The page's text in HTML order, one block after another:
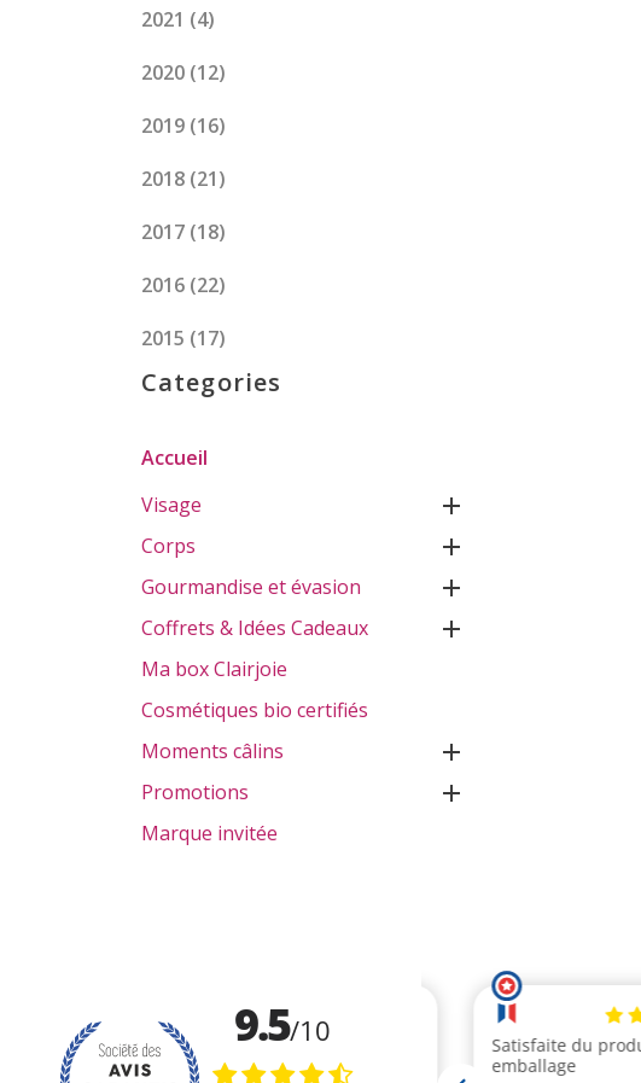
2021 (4)
2020 (12)
2019 (16)
2018 (21)
2017 (18)
2016 (22)
2015 (17)
Categories
Accueil
Visage

Corps 
Gourmandise et évasion 
Coffrets & Idées Cadeaux 
Ma box Clairjoie
Cosmétiques bio certifiés
Moments câlins

Promotions 
Marque invitée